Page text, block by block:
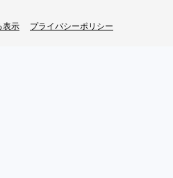
表示 プライバシーポリシー